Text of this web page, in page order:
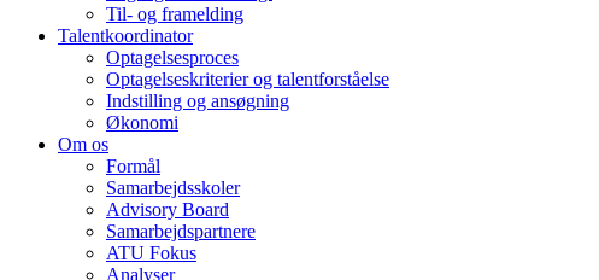
Til- og framelding
Talentkoordinator
Optagelsesproces
Optagelseskriterier og talentforståelse
Indstilling og ansøgning
Økonomi
Om os
Formål
Samarbejdsskoler
Advisory Board
Samarbejdspartnere
ATU Fokus
Analyser